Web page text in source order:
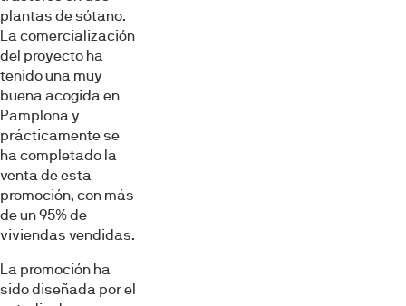
plantas de sótano.
La comercialización
del proyecto ha
tenido una muy
buena acogida en
Pamplona y
prácticamente se
ha completado la
venta de esta
promoción, con más
de un 95% de
viviendas vendidas.
La promoción ha
sido diseñada por el